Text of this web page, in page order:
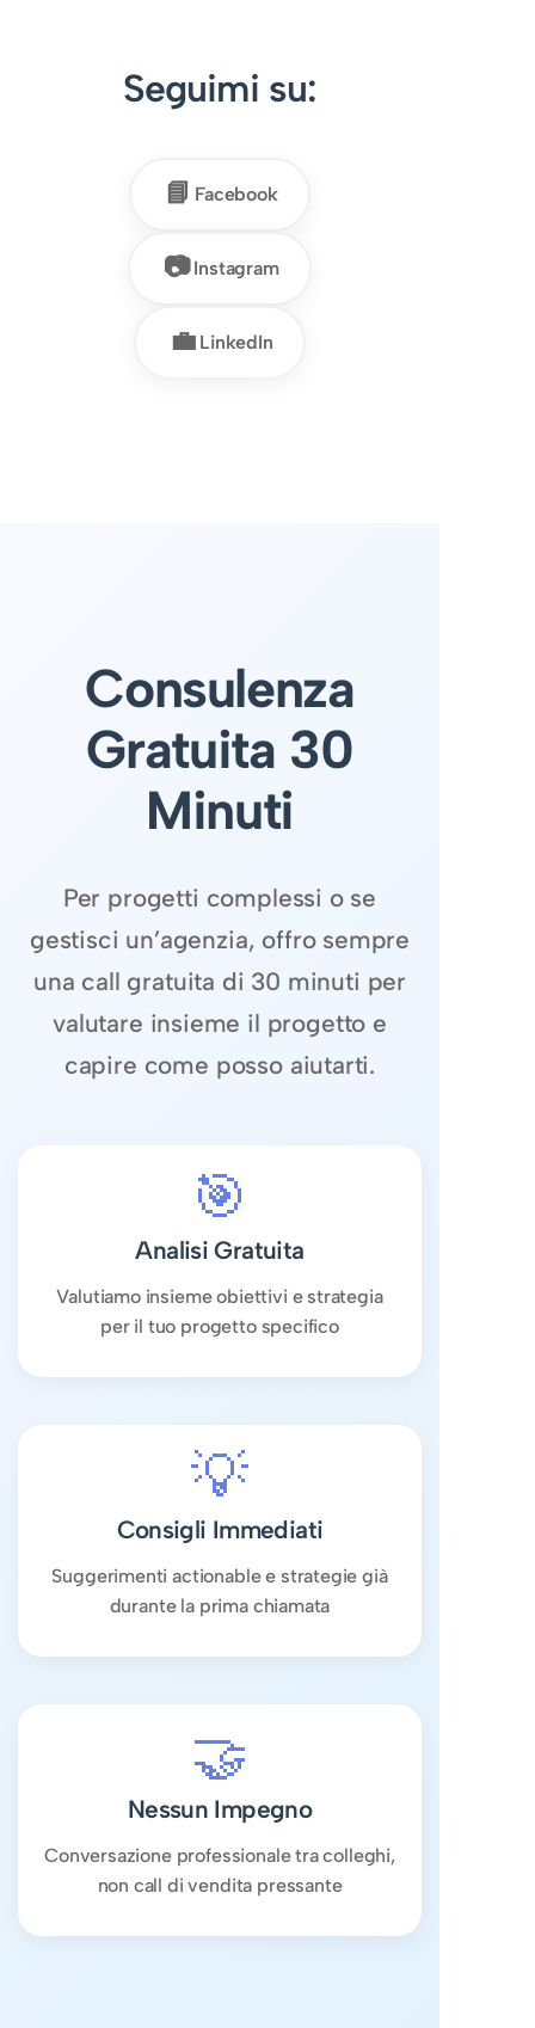
Seguimi su:
📘 Facebook
📷Instagram
💼 LinkedIn
Consulenza
Gratuita 30
Minuti
Per progetti complessi o se
gestisci un’agenzia, offro sempre
una call gratuita di 30 minuti per
valutare insieme il progetto e
capire come posso aiutarti.
🎯
Analisi Gratuita
Valutiamo insieme obiettivi e strategia
per il tuo progetto specifico
💡
Consigli Immediati
Suggerimenti actionable e strategie già
durante la prima chiamata
🤝
Nessun Impegno
Conversazione professionale tra colleghi,
non call di vendita pressante